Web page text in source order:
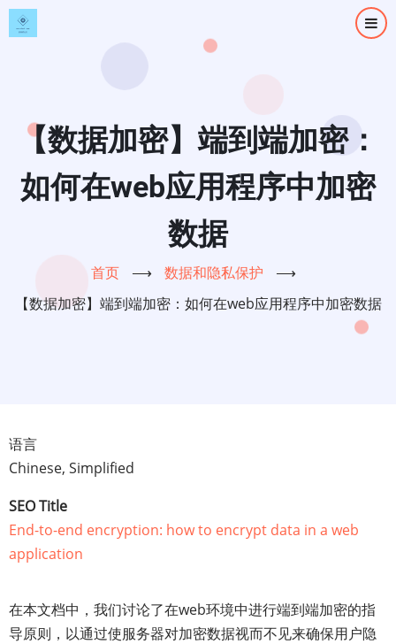
跳
转
【数据加密】端到端加密：
如何在web应用程序中加密
数据
首页 ⟶ 数据和隐私保护
⟶
【数据加密】端到端加密：如何在web应用程序中加密数据
语言
Chinese, Simplified
SEO Title
End-to-end encryption: how to encrypt data in a web
application
在本文档中，我们讨论了在web环境中进行端到端加密的指
导原则，以通过使服务器对加密数据视而不见来确保用户隐